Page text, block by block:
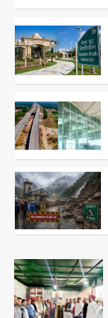
3
4
5
1